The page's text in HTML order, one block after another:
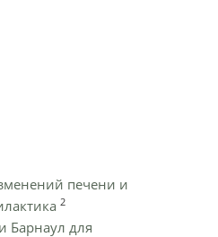
печени и
2
Барнаул для